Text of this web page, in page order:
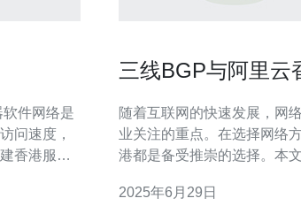
问速度，
香港服务
选择自己
三线BGP与阿里云
随着互联网的快速发展，网
业关注的重点。在选择网络
港都是备受推崇的选择。本
BGP是指采用三条独立的出
2025年6月29日